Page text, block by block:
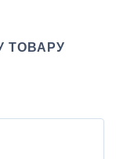
ТОВАРУ